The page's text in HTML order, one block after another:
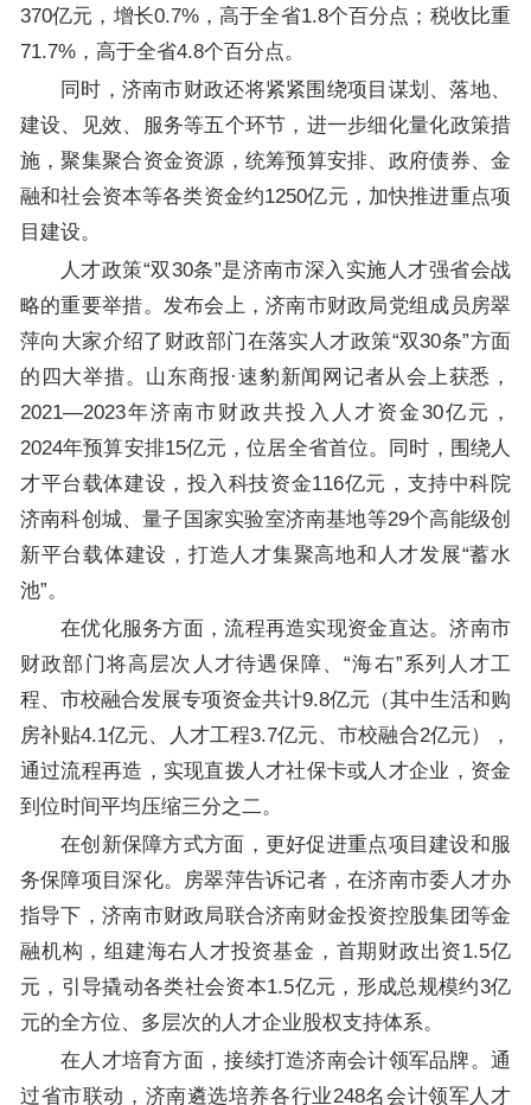
370亿元，增长0.7%，高于全省1.8个百分点；税收比重
71.7%，高于全省4.8个百分点。
同时，济南市财政还将紧紧围绕项目谋划、落地、
建设、见效、服务等五个环节，进一步细化量化政策措
施，聚集聚合资金资源，统筹预算安排、政府债券、金
融和社会资本等各类资金约1250亿元，加快推进重点项
目建设。
人才政策“双30条”是济南市深入实施人才强省会战
略的重要举措。发布会上，济南市财政局党组成员房翠
萍向大家介绍了财政部门在落实人才政策“双30条”方面
的四大举措。山东商报·速豹新闻网记者从会上获悉，
2021—2023年济南市财政共投入人才资金30亿元，
2024年预算安排15亿元，位居全省首位。同时，围绕人
才平台载体建设，投入科技资金116亿元，支持中科院
济南科创城、量子国家实验室济南基地等29个高能级创
新平台载体建设，打造人才集聚高地和人才发展“蓄水
池”。
在优化服务方面，流程再造实现资金直达。济南市
财政部门将高层次人才待遇保障、“海右”系列人才工
程、市校融合发展专项资金共计9.8亿元（其中生活和购
房补贴4.1亿元、人才工程3.7亿元、市校融合2亿元），
通过流程再造，实现直拨人才社保卡或人才企业，资金
到位时间平均压缩三分之二。
在创新保障方式方面，更好促进重点项目建设和服
务保障项目深化。房翠萍告诉记者，在济南市委人才办
指导下，济南市财政局联合济南财金投资控股集团等金
融机构，组建海右人才投资基金，首期财政出资1.5亿
元，引导撬动各类社会资本1.5亿元，形成总规模约3亿
元的全方位、多层次的人才企业股权支持体系。
在人才培育方面，接续打造济南会计领军品牌。通
过省市联动，济南遴选培养各行业248名会计领军人才